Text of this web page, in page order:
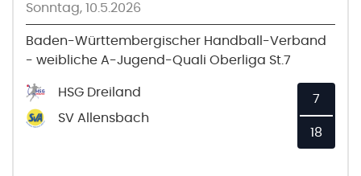
Sonntag, 10.5.2026
Baden-Württembergischer Handball-Verband
- weibliche A-Jugend-Quali Oberliga St.7
HSG Dreiland
SV Allensbach
7
18